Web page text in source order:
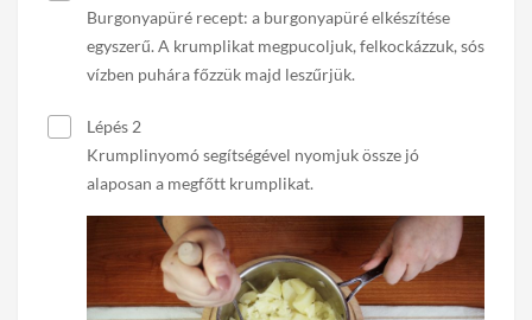
Burgonyapüré recept: a burgonyapüré elkészítése
egyszerű. A krumplikat megpucoljuk, felkockázzuk, sós
vízben puhára főzzük majd leszűrjük.
Lépés 2
Krumplinyomó segítségével nyomjuk össze jó
alaposan a megfőtt krumplikat.